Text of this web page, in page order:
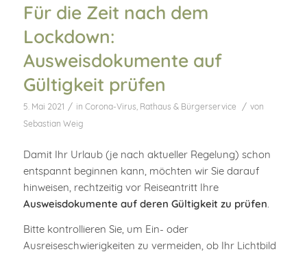
Für die Zeit nach dem
Lockdown:
Ausweisdokumente auf
Gültigkeit prüfen
5. Mai 2021 / in Corona-Virus, Rathaus & Bürgerservice / von
Sebastian Weig
Damit Ihr Urlaub (je nach aktueller Regelung) schon
entspannt beginnen kann, möchten wir Sie darauf
hinweisen, rechtzeitig vor Reiseantritt Ihre
Ausweisdokumente auf deren Gültigkeit zu prüfen
Bitte kontrollieren Sie, um Ein- oder
Ausreiseschwierigkeiten zu vermeiden, ob Ihr Lichtbild